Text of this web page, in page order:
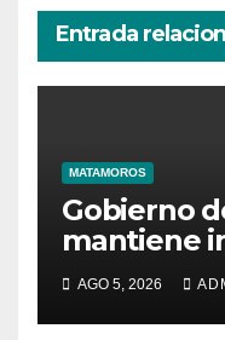
Entrada
MATAMOROS
Gobierno
mantiene
territorio
AGO 5, 2026